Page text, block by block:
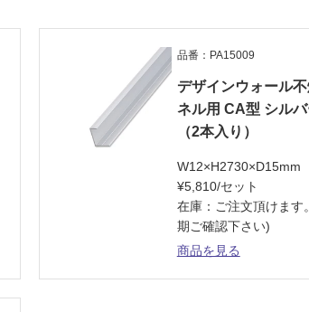
デザインウォール
ネル用 CA型 シル
（2本入り）
品番：PA15009
W12×H2730×D15mm
¥5,810/セット
在庫：ご注文頂けます
期ご確認下さい)
商品を見る